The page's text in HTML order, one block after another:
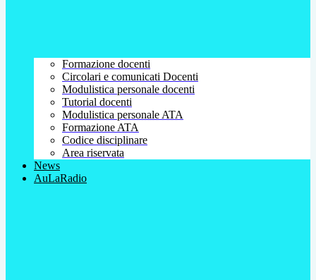
Formazione docenti
Circolari e comunicati Docenti
Modulistica personale docenti
Tutorial docenti
Modulistica personale ATA
Formazione ATA
Codice disciplinare
Area riservata
News
AuLaRadio